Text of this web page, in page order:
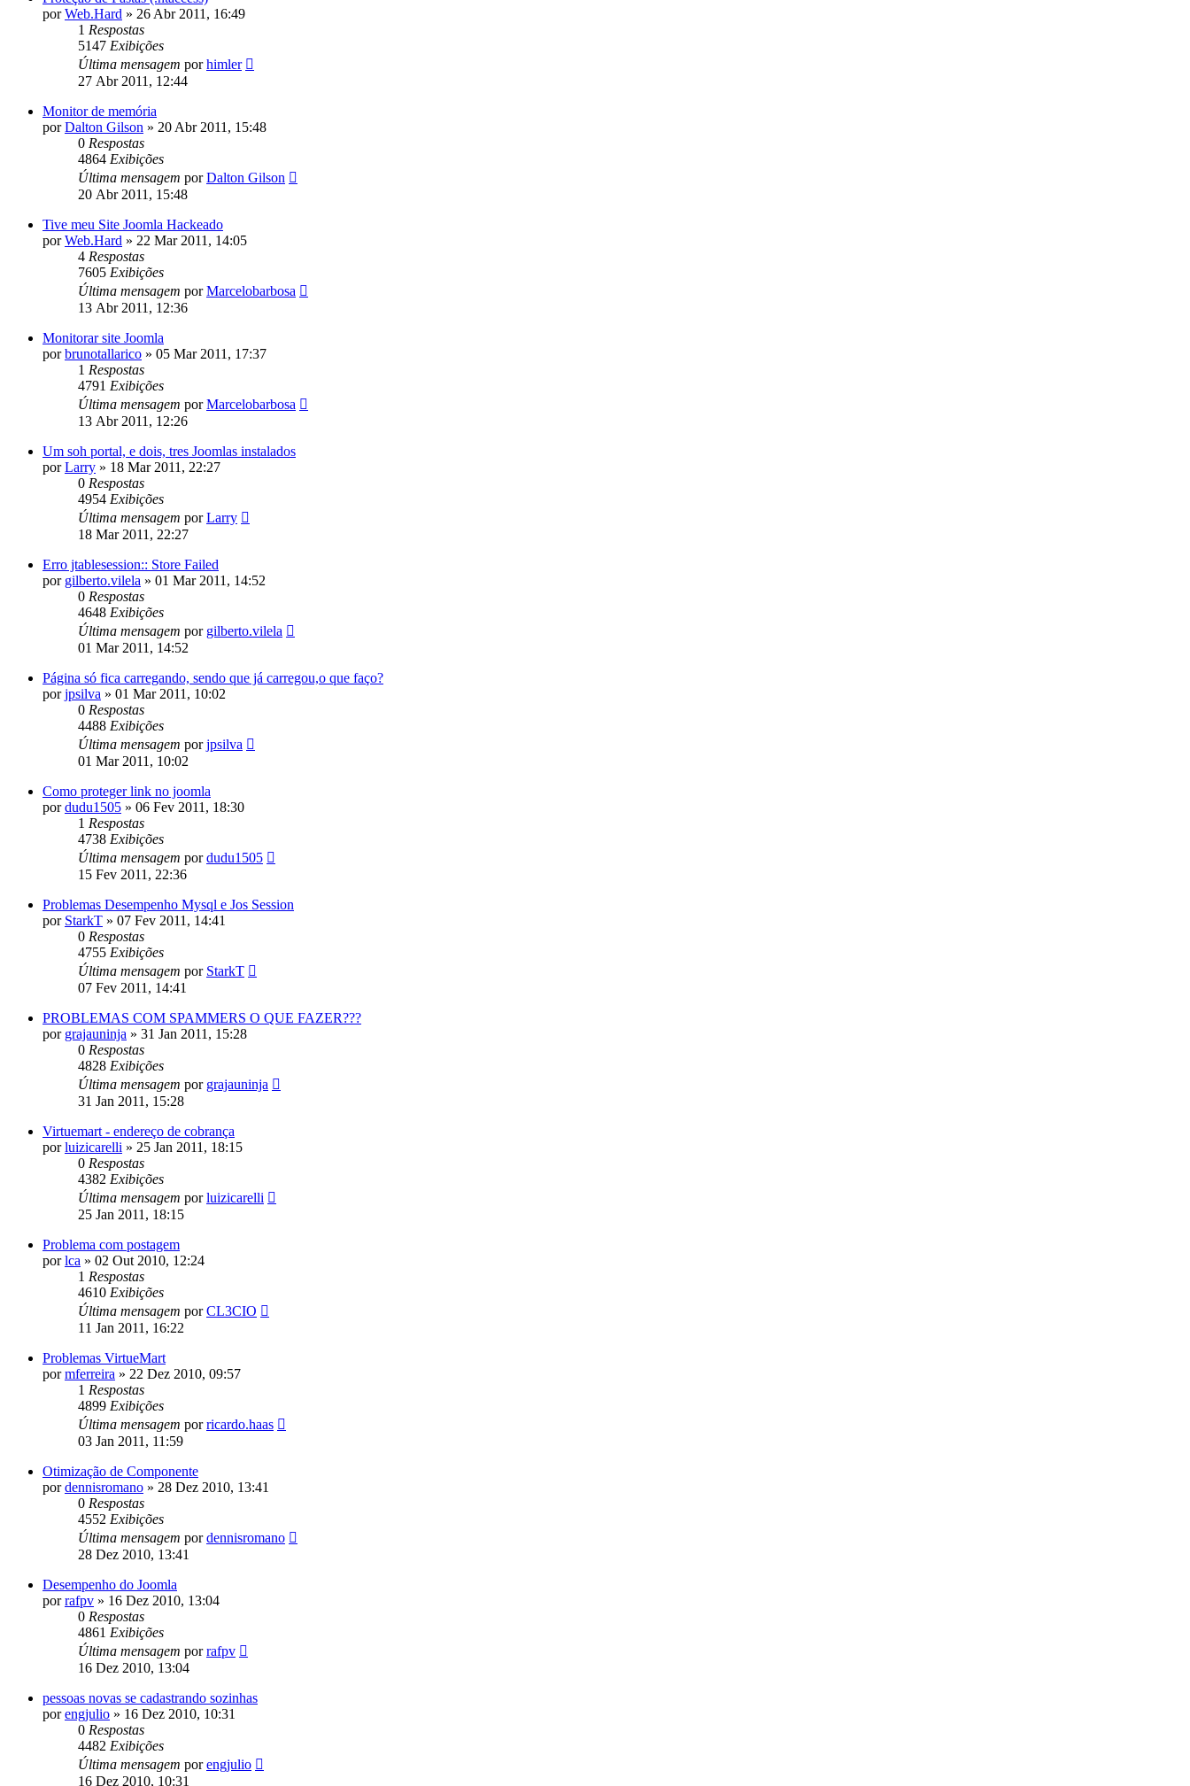
porWeb.Hard » 26 Abr 2011, 16:49
1 Respostas
5147 Exibições
Última mensagem porhimler
27 Abr 2011, 12:44
Monitor de memória
porDalton Gilson » 20 Abr 2011, 15:48
0 Respostas
4864 Exibições
Última mensagem porDalton Gilson
20 Abr 2011, 15:48
Tive meu Site Joomla Hackeado
porWeb.Hard » 22 Mar 2011, 14:05
4 Respostas
7605 Exibições
Última mensagem porMarcelobarbosa
13 Abr 2011, 12:36
Monitorar site Joomla
porbrunotallarico » 05 Mar 2011, 17:37
1 Respostas
4791 Exibições
Última mensagem porMarcelobarbosa
13 Abr 2011, 12:26
Um soh portal, e dois, tres Joomlas instalados
porLarry » 18 Mar 2011, 22:27
0 Respostas
4954 Exibições
Última mensagem porLarry
18 Mar 2011, 22:27
Erro jtablesession:: Store Failed
por gilberto.vilela » 01 Mar 2011, 14:52
0 Respostas
4648 Exibições
Última mensagem por gilberto.vilela
01 Mar 2011, 14:52
Página só fica carregando, sendo que já carregou,o que faço?
porjpsilva » 01 Mar 2011, 10:02
0 Respostas
4488 Exibições
Última mensagem porjpsilva
01 Mar 2011, 10:02
Como proteger link no joomla
pordudu1505 » 06 Fev 2011, 18:30
1 Respostas
4738 Exibições
Última mensagem pordudu1505
15 Fev 2011, 22:36
Problemas Desempenho Mysql e Jos Session
por StarkT » 07 Fev 2011, 14:41
0 Respostas
4755 Exibições
Última mensagem por StarkT
07 Fev 2011, 14:41
PROBLEMAS COM SPAMMERS O QUE FAZER???
por grajauninja » 31 Jan 2011, 15:28
0 Respostas
4828 Exibições
Última mensagem por grajauninja
31 Jan 2011, 15:28
Virtuemart - endereço de cobrança
porluizicarelli » 25 Jan 2011, 18:15
0 Respostas
4382 Exibições
Última mensagem porluizicarelli
25 Jan 2011, 18:15
Problema com postagem
porlca » 02 Out 2010, 12:24
1 Respostas
4610 Exibições
Última mensagem porCL3CIO
11 Jan 2011, 16:22
Problemas VirtueMart
pormferreira » 22 Dez 2010, 09:57
1 Respostas
4899 Exibições
Última mensagem porricardo.haas
03 Jan 2011, 11:59
Otimização de Componente
pordennisromano » 28 Dez 2010, 13:41
0 Respostas
4552 Exibições
Última mensagem pordennisromano
28 Dez 2010, 13:41
Desempenho do Joomla
porrafpv » 16 Dez 2010, 13:04
0 Respostas
4861 Exibições
Última mensagem porrafpv
16 Dez 2010, 13:04
pessoas novas se cadastrando sozinhas
porengjulio » 16 Dez 2010, 10:31
0 Respostas
4482 Exibições
Última mensagem porengjulio
16 Dez 2010, 10:31